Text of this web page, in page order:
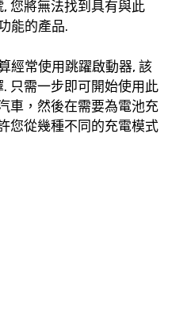
您將無法找到具有與此
能的產品.
經常使用跳躍啟動器, 該
只需一步即可開始使用此
車，然後在需要為電池充
您從幾種不同的充電模式